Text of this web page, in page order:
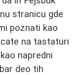
stranicu gde
poznati kao
na tastaturi
napredni
deo tih